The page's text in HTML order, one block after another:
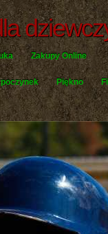
Zakupy Online
Piękno